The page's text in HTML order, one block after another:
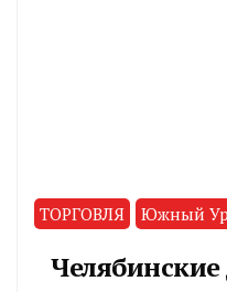
ТОРГОВЛЯ Южный